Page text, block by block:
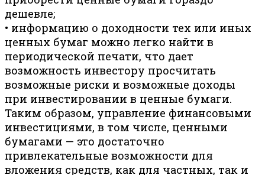
дешевле;
• информацию о доходности тех или иных
ценных бумаг можно легко найти в
периодической печати, что дает
возможность инвестору просчитать
возможные риски и возможные доходы
при инвестировании в ценные бумаги.
Таким образом, управление финансовыми
инвестициями, в том числе, ценными
бумагами — это достаточно
привлекательные возможности для
вложения средств, как для частных, так и